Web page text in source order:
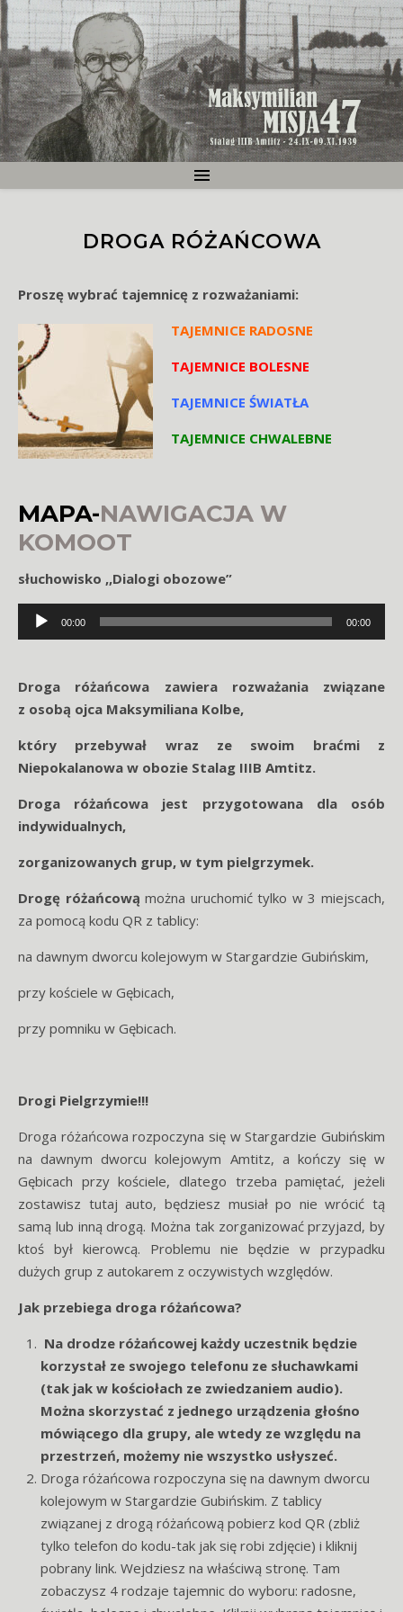
DROGA RÓŻAŃCOWA
Proszę wybrać tajemnicę z rozważaniami:
TAJEMNICE RADOSNE
TAJEMNICE BOLESNE
TAJEMNICE ŚWIATŁA
TAJEMNICE CHWALEBNE
MAPA-NAWIGACJA W
KOMOOT
słuchowisko ,,Dialogi obozowe”
Odtwarzacz
plików
00:00 00:00
Droga różańcowa zawiera rozważania związane
z osobą ojca Maksymiliana Kolbe,
który przebywał wraz ze swoim braćmi z
Niepokalanowa w obozie Stalag IIIB Amtitz.
Droga różańcowa jest przygotowana dla osób
indywidualnych,
zorganizowanych grup, w tym pielgrzymek.
Drogę różańcową można uruchomić tylko w 3 miejscach,
za pomocą kodu QR z tablicy:
na dawnym dworcu kolejowym w Stargardzie Gubińskim,
przy kościele w Gębicach,
przy pomniku w Gębicach.
Drogi Pielgrzymie!!!
Droga różańcowa rozpoczyna się w Stargardzie Gubińskim
na dawnym dworcu kolejowym Amtitz, a kończy się w
Gębicach przy kościele, dlatego trzeba pamiętać, jeżeli
zostawisz tutaj auto, będziesz musiał po nie wrócić tą
samą lub inną drogą. Można tak zorganizować przyjazd, by
ktoś był kierowcą. Problemu nie będzie w przypadku
dużych grup z autokarem z oczywistych względów.
Jak przebiega droga różańcowa?
Na drodze różańcowej każdy uczestnik będzie
korzystał ze swojego telefonu ze słuchawkami
(tak jak w kościołach ze zwiedzaniem audio).
Można skorzystać z jednego urządzenia głośno
mówiącego dla grupy, ale wtedy ze względu na
przestrzeń, możemy nie wszystko usłyszeć.
Droga różańcowa rozpoczyna się na dawnym dworcu
kolejowym w Stargardzie Gubińskim. Z tablicy
związanej z drogą różańcową pobierz kod QR (zbliż
tylko telefon do kodu-tak jak się robi zdjęcie) i kliknij
pobrany link. Wejdziesz na właściwą stronę. Tam
zobaczysz 4 rodzaje tajemnic do wyboru: radosne,